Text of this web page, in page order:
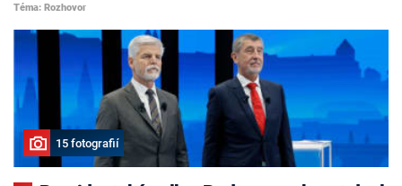
Téma: Rozhovor
15 fotografií